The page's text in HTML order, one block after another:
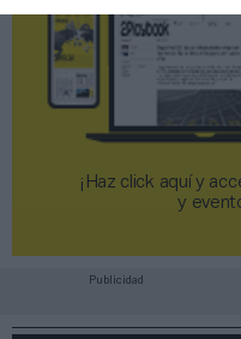
¡Haz click aquí y
y
Publicidad